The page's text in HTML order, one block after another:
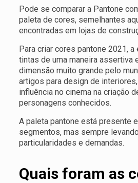
Pode se comparar a Pantone
paleta de cores, semelhantes
encontradas em lojas de
Para criar cores pantone 2021,
tintas de uma maneira assertiva
dimensão muito grande pelo
artigos para design de
influência no cinema na criação
personagens conhecidos.
A paleta pantone está presente
segmentos, mas sempre
particularidades e demandas.
Quais foram as